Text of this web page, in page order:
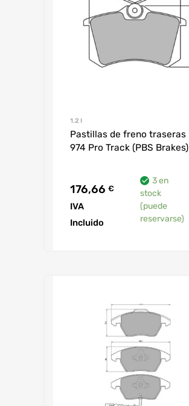
1.2 I
Pastillas de freno traseras
974 Pro Track (PBS Brakes)
176,66 €
IVA
Incluido
3 en
stock
(puede
reservarse)